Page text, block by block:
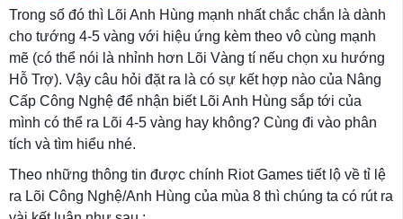
Trong số đó thì Lõi Anh Hùng mạnh nhất chắc chắn là dành
cho tướng 4-5 vàng với hiệu ứng kèm theo vô cùng mạnh
mẽ (có thể nói là nhỉnh hơn Lõi Vàng tí nếu chọn xu hướng
Hỗ Trợ). Vậy câu hỏi đặt ra là có sự kết hợp nào của Nâng
Cấp Công Nghệ để nhận biết Lõi Anh Hùng sắp tới của
mình có thể ra Lõi 4-5 vàng hay không? Cùng đi vào phân
tích và tìm hiểu nhé.
Theo những thông tin được chính Riot Games tiết lộ về tỉ lệ
ra Lõi Công Nghệ/Anh Hùng của mùa 8 thì chúng ta có rút ra